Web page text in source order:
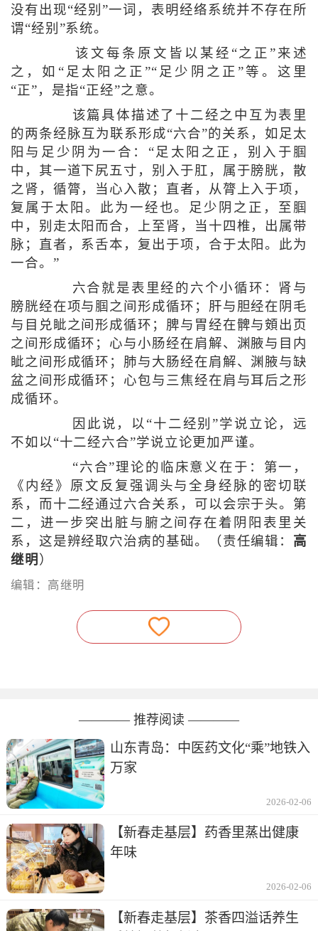
没有出现“经别”一词，表明经络系统并不存在所
谓“经别”系统。
该文每条原文皆以某经“之正”来述
之，如“足太阳之正”“足少阴之正”等。这里
“正”，是指“正经”之意。
该篇具体描述了十二经之中互为表里
的两条经脉互为联系形成“六合”的关系，如足太
阳与足少阴为一合：“足太阳之正，别入于腘
中，其一道下尻五寸，别入于肛，属于膀胱，散
之肾，循膂，当心入散；直者，从膂上入于项，
复属于太阳。此为一经也。足少阴之正，至腘
中，别走太阳而合，上至肾，当十四椎，出属带
脉；直者，系舌本，复出于项，合于太阳。此为
一合。”
六合就是表里经的六个小循环：肾与
膀胱经在项与腘之间形成循环；肝与胆经在阴毛
与目兑眦之间形成循环；脾与胃经在髀与頞出页
之间形成循环；心与小肠经在肩解、渊腋与目内
眦之间形成循环；肺与大肠经在肩解、渊腋与缺
盆之间形成循环；心包与三焦经在肩与耳后之形
成循环。
因此说，以“十二经别”学说立论，远
不如以“十二经六合”学说立论更加严谨。
“六合”理论的临床意义在于：第一，
《内经》原文反复强调头与全身经脉的密切联
系，而十二经通过六合关系，可以会宗于头。第
二，进一步突出脏与腑之间存在着阴阳表里关
系，这是辨经取穴治病的基础。（责任编辑： 高
继明 ）
编辑：高继明
———— 推荐阅读 ————
山东青岛：中医药文化“乘”地铁入
万家
2026-02-06
【新春走基层】药香里蒸出健康
年味
2026-02-06
【新春走基层】茶香四溢话养生